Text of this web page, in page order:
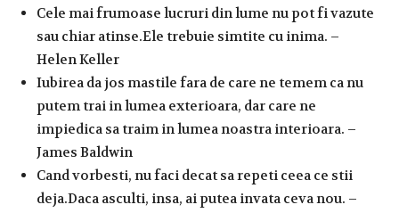
Cele mai frumoase lucruri din lume nu pot fi vazute
sau chiar atinse.Ele trebuie simtite cu inima. –
Helen Keller
Iubirea da jos mastile fara de care ne temem ca nu
putem trai in lumea exterioara, dar care ne
impiedica sa traim in lumea noastra interioara. –
James Baldwin
Cand vorbesti, nu faci decat sa repeti ceea ce stii
deja.Daca asculti, insa, ai putea invata ceva nou. –